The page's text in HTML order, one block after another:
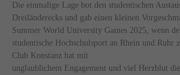
Die einmalige Lage bot den studentischen
Dreiländerecks und gab einen kleinen
Summer World University Games 2025, wenn
studentische Hochschulsport an Rhein und Ruhr
Club Konstanz hat mit
unglaublichem Engagement und viel Herzblut